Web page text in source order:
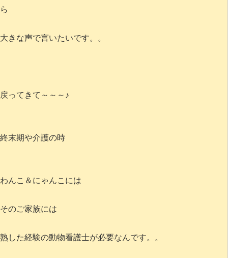
ら
大きな声で言いたいです。。
戻ってきて～～～♪
終末期や介護の時
わんこ＆にゃんこには
そのご家族には
熟した経験の動物看護士が必要なんです。。